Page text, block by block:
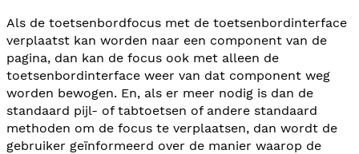
Als de toetsenbordfocus met de toetsenbordinterface
verplaatst kan worden naar een component van de
pagina, dan kan de focus ook met alleen de
toetsenbordinterface weer van dat component weg
worden bewogen. En, als er meer nodig is dan de
standaard pijl- of tabtoetsen of andere standaard
methoden om de focus te verplaatsen, dan wordt de
gebruiker geïnformeerd over de manier waarop de